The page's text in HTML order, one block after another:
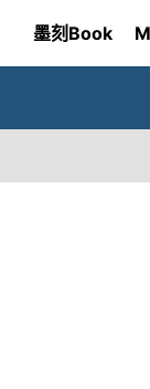
墨刻Book